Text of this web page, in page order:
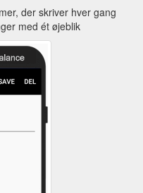
der skriver hver gang
med ét øjeblik